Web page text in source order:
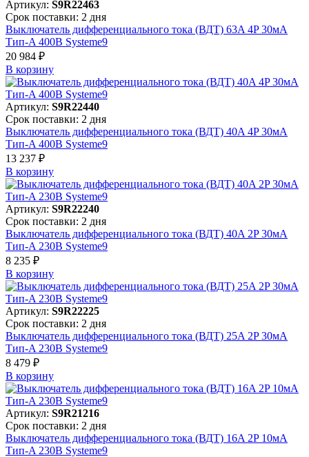
Артикул: S9R22463
Срок поставки: 2 дня
Выключатель дифференциального тока (ВДТ) 63A 4P 30мА
Тип-A 400В Systeme9
20 984 ₽
В корзинy
Артикул: S9R22440
Срок поставки: 2 дня
Выключатель дифференциального тока (ВДТ) 40A 4P 30мА
Тип-A 400В Systeme9
13 237 ₽
В корзинy
Артикул: S9R22240
Срок поставки: 2 дня
Выключатель дифференциального тока (ВДТ) 40A 2P 30мА
Тип-A 230В Systeme9
8 235 ₽
В корзинy
Артикул: S9R22225
Срок поставки: 2 дня
Выключатель дифференциального тока (ВДТ) 25A 2P 30мА
Тип-A 230В Systeme9
8 479 ₽
В корзинy
Артикул: S9R21216
Срок поставки: 2 дня
Выключатель дифференциального тока (ВДТ) 16A 2P 10мА
Тип-A 230В Systeme9